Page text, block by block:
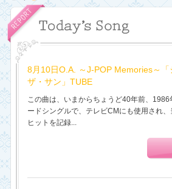
8月10日O.A. ～J-POP Memories～「
ザ・サン」TUBE
この曲は、いまからちょうど40年前、
ードシングルで、テレビCMにも使用され
ヒットを記録...